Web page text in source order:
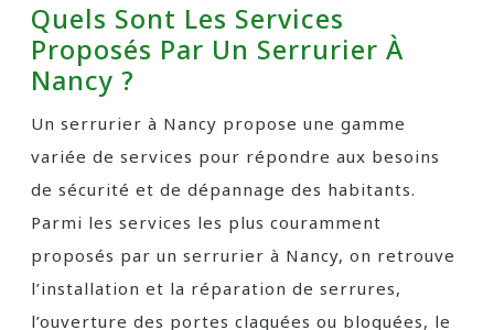
Quels Sont Les Services
Proposés Par Un Serrurier À
Nancy ?
Un serrurier à Nancy propose une gamme
variée de services pour répondre aux besoins
de sécurité et de dépannage des habitants.
Parmi les services les plus couramment
proposés par un serrurier à Nancy, on retrouve
l’installation et la réparation de serrures,
l’ouverture des portes claquées ou bloquées, le